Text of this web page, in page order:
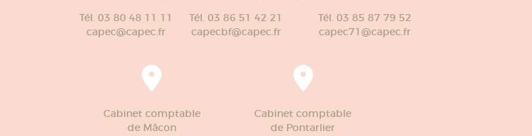
Tél. 03 80 48 11 11
capec@capec.fr
Tél. 03 86 51 42 21
capecbf@capec.fr
Tél. 03 85 87 79 52
capec71@capec.fr
Cabinet comptable
de Mâcon
Cabinet comptable
de Pontarlier